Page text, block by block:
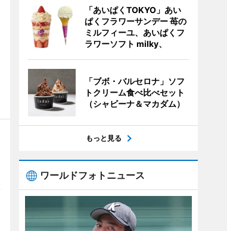
「あいぱくTOKYO」あい
ぱくフラワーサンデー 苺の
ミルフィーユ、あいぱくフ
ラワーソフト milky、
「ブボ・バルセロナ」ソフ
トクリーム食べ比べセット
（シャビーナ＆マカダム）
もっと見る
ワールドフォトニュース